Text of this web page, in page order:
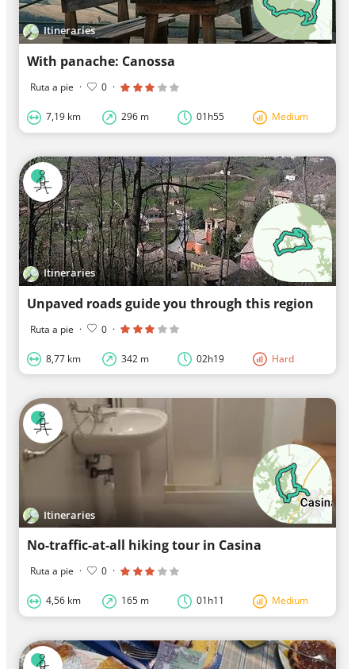
Itineraries
With panache: Canossa
Ruta a pie · 0 ·
7,19 km 296 m 01h55 Medium
Itineraries
Unpaved roads guide you through this region
Ruta a pie · 0 ·
8,77 km 342 m 02h19 Hard
Itineraries
No-traffic-at-all hiking tour in Casina
Ruta a pie · 0 ·
4,56 km 165 m 01h11 Medium